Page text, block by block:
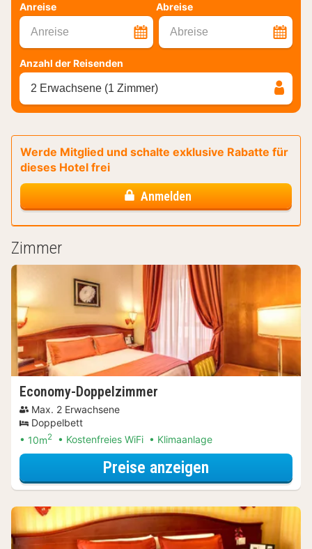
Anreise Abreise
Anreise Abreise
Anzahl der Reisenden
2 Erwachsene (1 Zimmer)
Werde Mitglied und schalte exklusive Rabatte für
dieses Hotel frei
Anmelden
Zimmer
Economy-Doppelzimmer
Max. 2 Erwachsene
Doppelbett
10m2 Kostenfreies WiFi Klimaanlage
Preise anzeigen